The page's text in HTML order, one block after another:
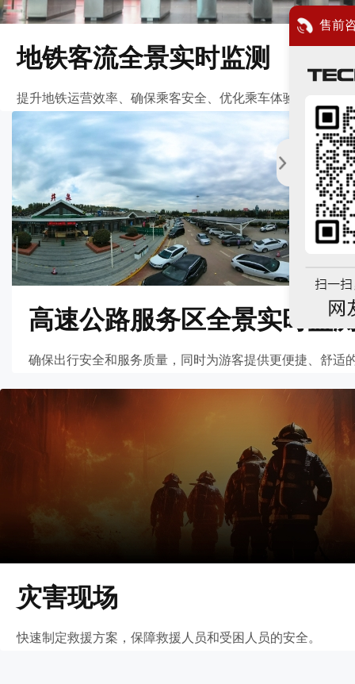
地铁客流全景实时监测
提升地铁运营效率、确保乘客安全、优化乘车体验。
高速公路服务区全景实时监
确保出行安全和服务质量，同时为游客提供更便捷、舒适
灾害现场
快速制定救援方案，保障救援人员和受困人员的安全。
售前